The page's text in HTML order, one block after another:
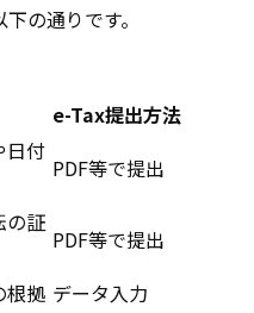
の通りです。
e-Tax提出方法
日付
PDF等で提出
の証
PDF等で提出
根拠 データ入力